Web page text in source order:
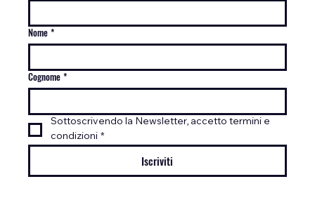
Nome *
Cognome *
Sottoscrivendo la Newsletter, accetto termini e
condizioni *
Iscriviti